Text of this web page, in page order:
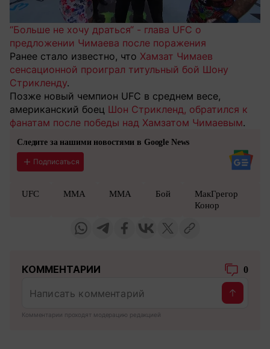
“Больше не хочу драться“ - глава UFC о
предложении Чимаева после поражения
Ранее стало известно, что Хамзат Чимаев
сенсационной проиграл титульный бой Шону
Стрикленду.
Позже новый чемпион UFC в среднем весе,
американский боец Шон Стрикленд, обратился к
фанатам после победы над Хамзатом Чимаевым.
Следите за нашими новостями в Google News
Подписаться
UFC MMA ММА Бой
МакГрегор
Конор
КОММЕНТАРИИ 0
Комментарии проходят модерацию редакцией